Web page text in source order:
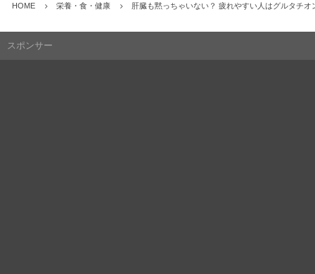
HOME 栄養・食・健康 肝臓も黙っちゃいない？ 疲れやすい人はグルタチ
スポンサー